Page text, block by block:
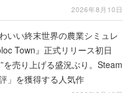
2026年8月10日
いい終末世界の農業シミュレ
Town』正式リリース初日
を売り上げる盛況ぶり。Steam
」を獲得する人気作